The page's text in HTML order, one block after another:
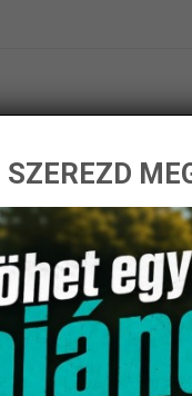
SZEREZD